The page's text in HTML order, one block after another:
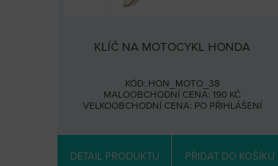
KLÍČ NA MOTOCYKL HONDA
KÓD: HON_MOTO_38
MALOOBCHODNÍ CENA: 190 KČ
VELKOOBCHODNÍ CENA: PO PŘIHLÁŠENÍ
DETAIL PRODUKTU PŘIDAT DO KOŠÍKU